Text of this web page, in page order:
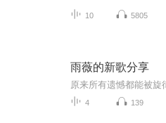
10 5805
雨薇的新歌分享
4 139